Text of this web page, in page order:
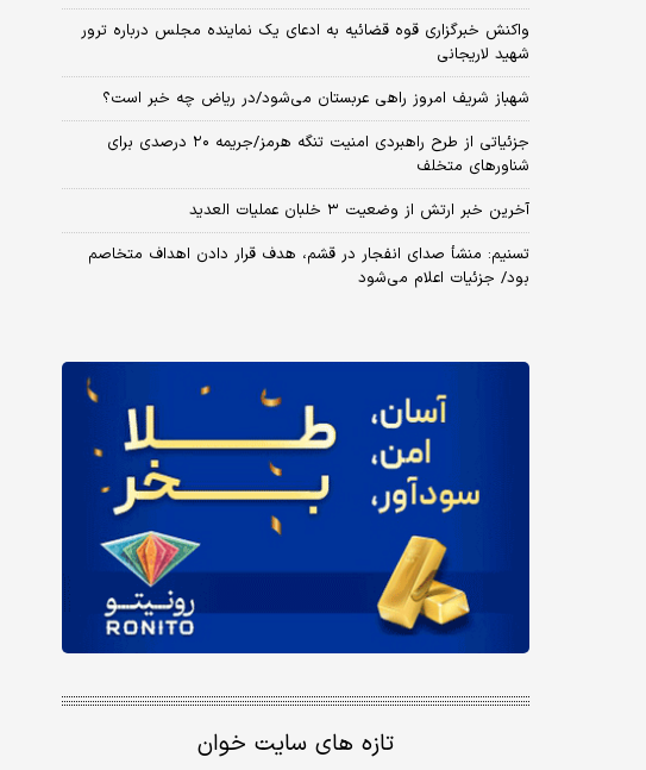
واکنش خبرگزاری قوه قضائیه به ادعای یک نماینده مجلس درباره ترور
شهید لاریجانی
شهباز شریف امروز راهی عربستان می‌شود/در ریاض چه خبر است؟
جزئیاتی از طرح راهبردی امنیت تنگه هرمز/جریمه ۲۰ درصدی برای
شناورهای متخلف
آخرین خبر ارتش از وضعیت ۳ خلبان عملیات العدید
تسنیم: منشأ صدای انفجار در قشم، هدف قرار دادن اهداف متخاصم
بود/ جزئیات اعلام می‌شود
تازه های سایت خوان